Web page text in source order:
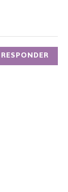
RESPONDER